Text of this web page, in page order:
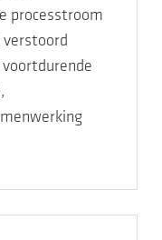
processtroom
verstoord